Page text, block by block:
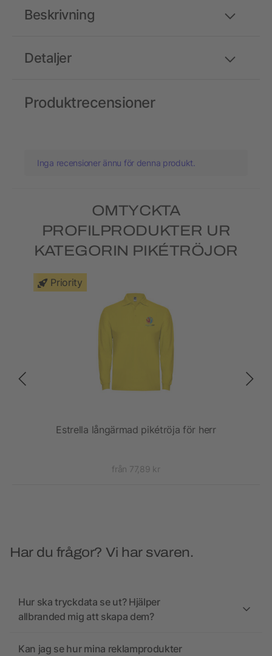
Detaljer
Beskrivning
Produktrecensioner
Inga recensioner ännu för denna produkt.
OMTYCKTA
PROFILPRODUKTER UR
KATEGORIN PIKÉTRÖJOR
Priority
Estrella långärmad pikétröja för herr
från 77,89 kr
Har du frågor? Vi har svaren.
Hur ska tryckdata se ut? Hjälper
allbranded mig att skapa dem?
Kan jag se hur mina reklamprodukter